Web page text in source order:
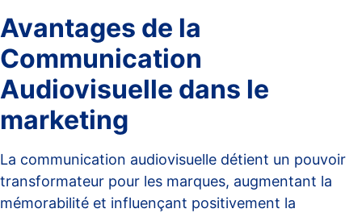
Avantages de la
Communication
Audiovisuelle dans le
marketing
La communication audiovisuelle détient un pouvoir
transformateur pour les marques, augmentant la
mémorabilité et influençant positivement la